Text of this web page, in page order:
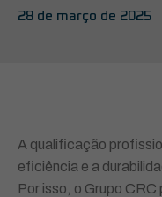
28 de março de 2025
A qualificação
eficiência e a
Por isso, o Grupo